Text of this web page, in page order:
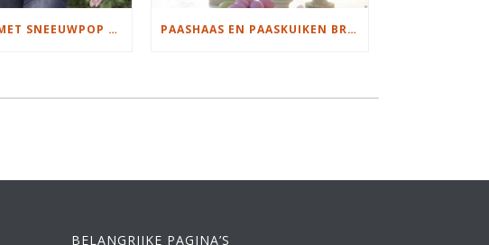
KERSTTRUI MET SNEEUWPOP BREIEN PAASHAAS EN PAASKUIKEN BREIEN EN VILTEN
BELANGRIJKE PAGINA’S